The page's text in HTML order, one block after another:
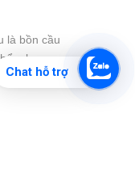
là bồn cầu
logo
ứng
Chat hỗ trợ